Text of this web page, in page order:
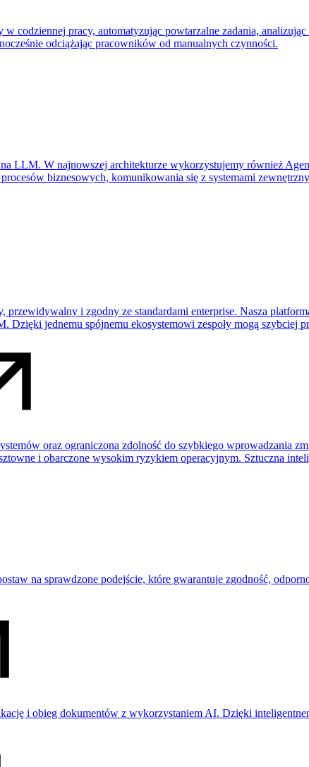
codziennej pracy, automatyzując powtarzalne zadania,
odciążając pracowników od manualnych czynności.
LLM. W najnowszej architekturze wykorzystujemy również
biznesowych, komunikowania się z systemami
i zgodny ze standardami enterprise. Nasza
jednemu spójnemu ekosystemowi zespoły mogą szybciej
oraz ograniczona zdolność do szybkiego wprowadzania
i obarczone wysokim ryzykiem operacyjnym. Sztuczna
na sprawdzone podejście, które gwarantuje zgodność,
i obieg dokumentów z wykorzystaniem AI. Dzięki